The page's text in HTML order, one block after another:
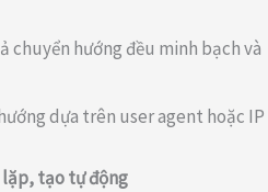
chuyển hướng đều minh bạch và
dựa trên user agent hoặc IP
tạo tự động